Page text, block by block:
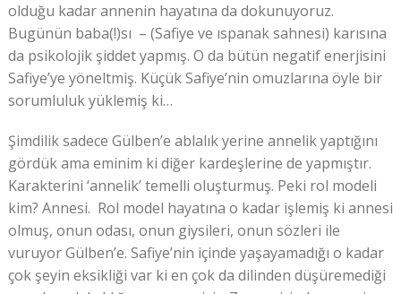
olduğu kadar annenin hayatına da dokunuyoruz.
Bugünün baba(!)sı – (Safiye ve ıspanak sahnesi) karısına
da psikolojik şiddet yapmış. O da bütün negatif enerjisini
Safiye’ye yöneltmiş. Küçük Safiye’nin omuzlarına öyle bir
sorumluluk yüklemiş ki…
Şimdilik sadece Gülben’e ablalık yerine annelik yaptığını
gördük ama eminim ki diğer kardeşlerine de yapmıştır.
Karakterini ‘annelik’ temelli oluşturmuş. Peki rol modeli
kim? Annesi. Rol model hayatına o kadar işlemiş ki annesi
olmuş, onun odası, onun giysileri, onun sözleri ile
vuruyor Gülben’e. Safiye’nin içinde yaşayamadığı o kadar
çok şeyin eksikliği var ki en çok da dilinden düşüremediği